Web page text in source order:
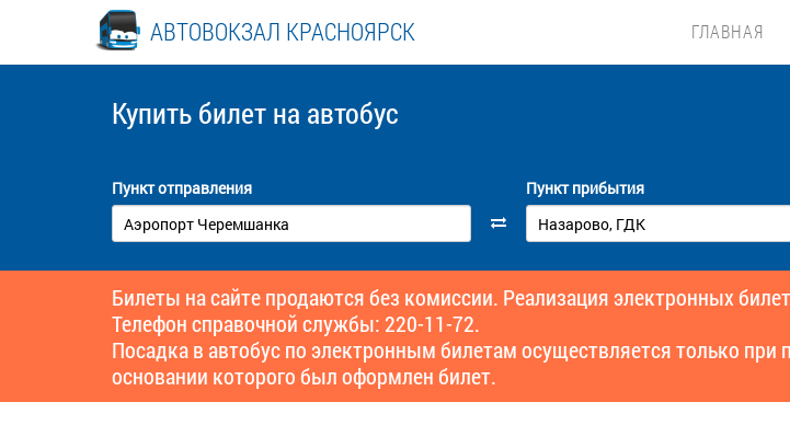
АВТОВОКЗАЛ КРАСНОЯРСК ГЛАВНАЯ
Купить билет на автобус
Пункт отправления Пункт прибытия
Билеты на сайте продаются без комиссии. Реализация электронных
Телефон справочной службы: 220-11-72.
Посадка в автобус по электронным билетам осуществляется только
основании которого был оформлен билет.